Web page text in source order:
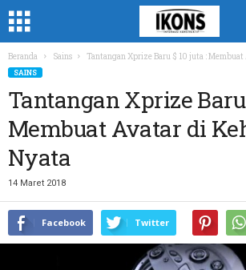
Beranda Sains Tantangan Xprize Baru $ 10 juta :
SAINS
Tantangan Xprize Baru
Membuat Avatar di
Nyata
14 Maret 2018
Facebook Twitter